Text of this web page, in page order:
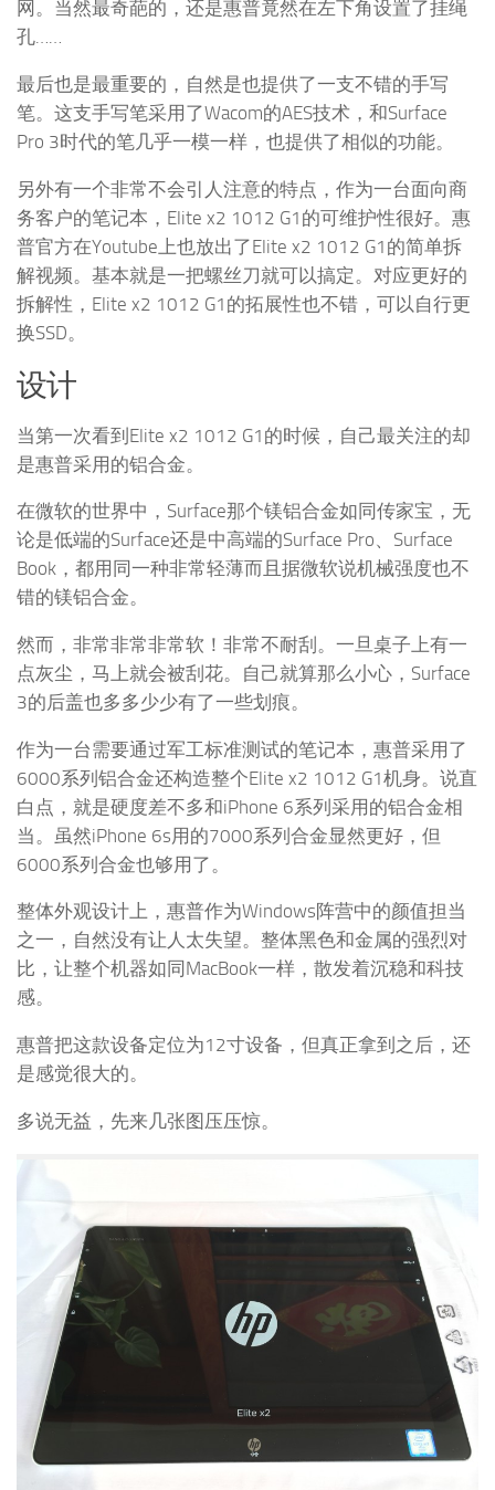
网。当然最奇葩的，还是惠普竟然在左下角设置了挂绳
孔……
最后也是最重要的，自然是也提供了一支不错的手写
笔。这支手写笔采用了Wacom的AES技术，和Surface
Pro 3时代的笔几乎一模一样，也提供了相似的功能。
另外有一个非常不会引人注意的特点，作为一台面向商
务客户的笔记本，Elite x2 1012 G1的可维护性很好。惠
普官方在Youtube上也放出了Elite x2 1012 G1的简单拆
解视频。基本就是一把螺丝刀就可以搞定。对应更好的
拆解性，Elite x2 1012 G1的拓展性也不错，可以自行更
换SSD。
设计
当第一次看到Elite x2 1012 G1的时候，自己最关注的却
是惠普采用的铝合金。
在微软的世界中，Surface那个镁铝合金如同传家宝，无
论是低端的Surface还是中高端的Surface Pro、Surface
Book，都用同一种非常轻薄而且据微软说机械强度也不
错的镁铝合金。
然而，非常非常非常软！非常不耐刮。一旦桌子上有一
点灰尘，马上就会被刮花。自己就算那么小心，Surface
3的后盖也多多少少有了一些划痕。
作为一台需要通过军工标准测试的笔记本，惠普采用了
6000系列铝合金还构造整个Elite x2 1012 G1机身。说直
白点，就是硬度差不多和iPhone 6系列采用的铝合金相
当。虽然iPhone 6s用的7000系列合金显然更好，但
6000系列合金也够用了。
整体外观设计上，惠普作为Windows阵营中的颜值担当
之一，自然没有让人太失望。整体黑色和金属的强烈对
比，让整个机器如同MacBook一样，散发着沉稳和科技
感。
惠普把这款设备定位为12寸设备，但真正拿到之后，还
是感觉很大的。
多说无益，先来几张图压压惊。